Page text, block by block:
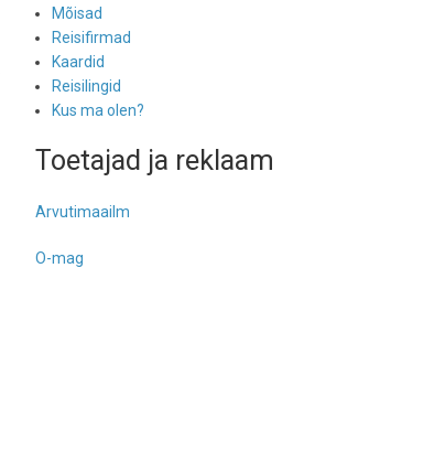
Mõisad
Reisifirmad
Kaardid
Reisilingid
Kus ma olen?
Toetajad ja reklaam
Arvutimaailm
O-mag